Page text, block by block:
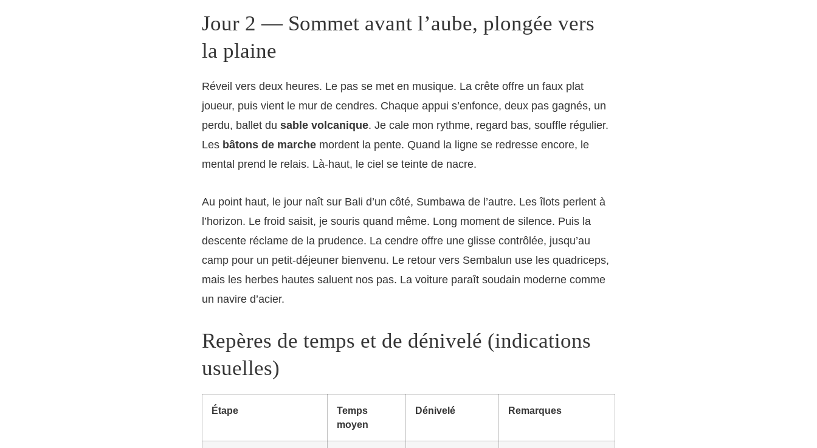
Jour 2 — Sommet avant l’aube, plongée vers
la plaine
Réveil vers deux heures. Le pas se met en musique. La crête offre un faux plat
joueur, puis vient le mur de cendres. Chaque appui s’enfonce, deux pas gagnés, un
perdu, ballet du sable volcanique. Je cale mon rythme, regard bas, souffle régulier.
Les bâtons de marche mordent la pente. Quand la ligne se redresse encore, le
mental prend le relais. Là-haut, le ciel se teinte de nacre.
Au point haut, le jour naît sur Bali d’un côté, Sumbawa de l’autre. Les îlots perlent à
l’horizon. Le froid saisit, je souris quand même. Long moment de silence. Puis la
descente réclame de la prudence. La cendre offre une glisse contrôlée, jusqu’au
camp pour un petit-déjeuner bienvenu. Le retour vers Sembalun use les quadriceps,
mais les herbes hautes saluent nos pas. La voiture paraît soudain moderne comme
un navire d’acier.
Repères de temps et de dénivelé (indications
usuelles)
Étape
Temps
moyen
Dénivelé Remarques